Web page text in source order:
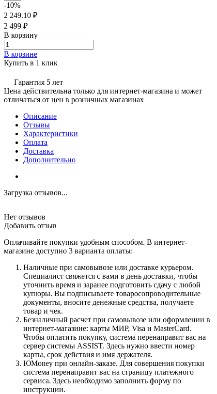
-10%
2 249.10 ₽
2 499 ₽
В корзину
В корзине
Купить в 1 клик
Гарантия 5 лет
Цена действительна только для интернет-магазина и может
отличаться от цен в розничных магазинах
Описание
Отзывы
Характеристики
Оплата
Доставка
Дополнительно
Загрузка отзывов...
Нет отзывов
Добавить отзыв
Оплачивайте покупки удобным способом. В интернет-
магазине доступно 3 варианта оплаты:
Наличные при самовывозе или доставке курьером.
Специалист свяжется с вами в день доставки, чтобы
уточнить время и заранее подготовить сдачу с любой
купюры. Вы подписываете товаросопроводительные
документы, вносите денежные средства, получаете
товар и чек.
Безналичный расчет при самовывозе или оформлении в
интернет-магазине: карты МИР, Visa и MasterCard.
Чтобы оплатить покупку, система перенаправит вас на
сервер системы ASSIST. Здесь нужно ввести номер
карты, срок действия и имя держателя.
ЮMoney при онлайн-заказе. Для совершения покупки
система перенаправит вас на страницу платежного
сервиса. Здесь необходимо заполнить форму по
инструкции.